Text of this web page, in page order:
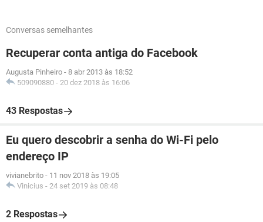
Conversas semelhantes
Recuperar conta antiga do Facebook
Augusta Pinheiro - 8 abr 2013 às 18:52
509090880 - 20 dez 2018 às 16:06
43 Respostas
Eu quero descobrir a senha do Wi-Fi pelo
endereço IP
vivianebrito - 11 nov 2018 às 19:05
Vinicius - 24 set 2019 às 08:48
2 Respostas